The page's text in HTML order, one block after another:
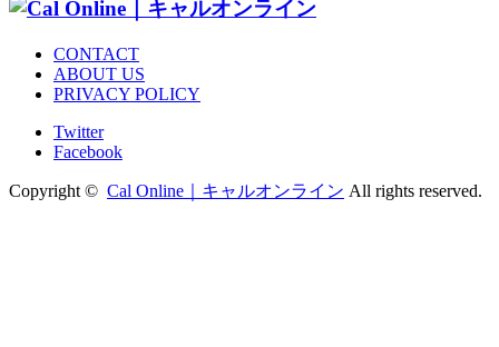
CONTACT
ABOUT US
PRIVACY POLICY
Twitter
Facebook
Copyright © Cal Online｜キャルオンライン All rights reserved.